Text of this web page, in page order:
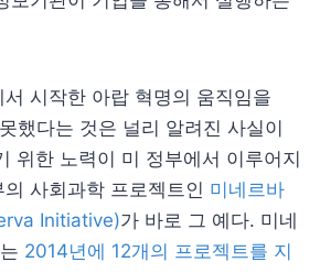
시작한 아랍 혁명의 움직임을
했다는 것은 널리 알려진 사실이
위한 노력이 미 정부에서 이루어지
사회과학 프로젝트인 미네르바
Initiative)가 바로 그 예다. 미네
2014년에 12개의 프로젝트를 지